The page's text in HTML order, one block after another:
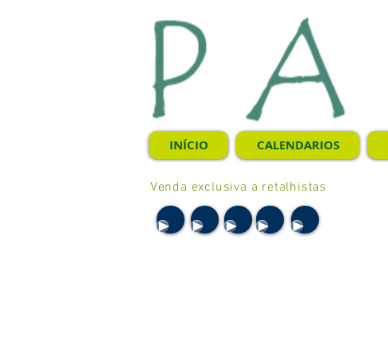
INÍCIO CALENDARIOS
Venda exclusiva a retalhistas